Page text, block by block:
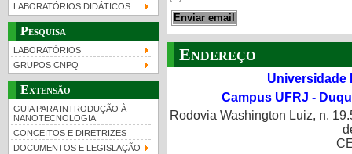
LABORATÓRIOS DIDÁTICOS
Pesquisa
LABORATÓRIOS
GRUPOS CNPQ
Extensão
GUIA PARA INTRODUÇÃO À
NANOTECNOLOGIA
CONCEITOS E DIRETRIZES
DOCUMENTOS E LEGISLAÇÃO
Enviar email
Endereço
Universidade
Campus UFRJ -
Rodovia Washington Luiz, n.